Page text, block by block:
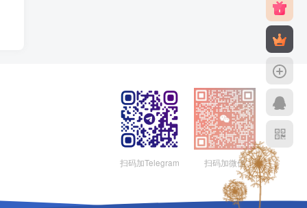
扫码加Telegram 扫码加微信